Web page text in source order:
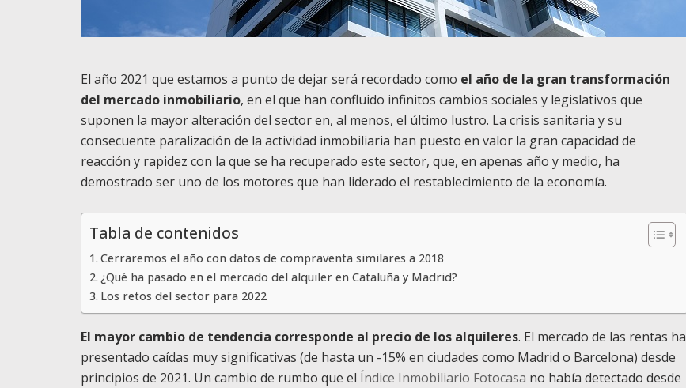
El año 2021 que estamos a punto de dejar será recordado como el año de la gran transformación
del mercado inmobiliario, en el que han confluido infinitos cambios sociales y legislativos que
suponen la mayor alteración del sector en, al menos, el último lustro. La crisis sanitaria y su
consecuente paralización de la actividad inmobiliaria han puesto en valor la gran capacidad de
reacción y rapidez con la que se ha recuperado este sector, que, en apenas año y medio, ha
demostrado ser uno de los motores que han liderado el restablecimiento de la economía.
Tabla de contenidos
Cerraremos el año con datos de compraventa similares a 2018
¿Qué ha pasado en el mercado del alquiler en Cataluña y Madrid?
Los retos del sector para 2022
El mayor cambio de tendencia corresponde al precio de los alquileres. El mercado de las rentas ha
presentado caídas muy significativas (de hasta un -15% en ciudades como Madrid o Barcelona) desde
principios de 2021. Un cambio de rumbo que el Índice Inmobiliario Fotocasa no había detectado desde